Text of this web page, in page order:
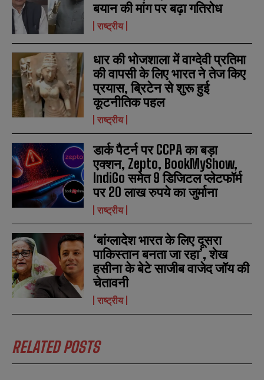
a
m
m
a
i
l
*
N
u
m
b
e
r
SUBMIT
a
m
m
a
i
l
*
N
u
m
b
e
r
SUBMIT
बयान की मांग पर बढ़ा गतिरोध
राष्ट्रीय
धार की भोजशाला में वाग्देवी प्रतिमा
की वापसी के लिए भारत ने तेज किए
प्रयास, ब्रिटेन से शुरू हुई
कूटनीतिक पहल
राष्ट्रीय
डार्क पैटर्न पर CCPA का बड़ा
एक्शन, Zepto, BookMyShow,
IndiGo समेत 9 डिजिटल प्लेटफॉर्म
पर 20 लाख रुपये का जुर्माना
राष्ट्रीय
‘बांग्लादेश भारत के लिए दूसरा
पाकिस्तान बनता जा रहा’, शेख
हसीना के बेटे साजीब वाजेद जॉय की
चेतावनी
राष्ट्रीय
RELATED POSTS